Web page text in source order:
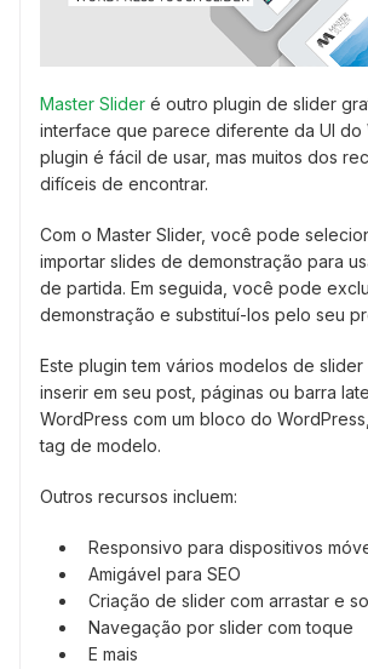
Master Slider é outro plugin de slider
interface que parece diferente da UI do
plugin é fácil de usar, mas muitos dos
difíceis de encontrar.
Com o Master Slider, você pode
importar slides de demonstração para
de partida. Em seguida, você pode
demonstração e substituí-los pelo seu
Este plugin tem vários modelos de
inserir em seu post, páginas ou barra
WordPress com um bloco do
tag de modelo.
Outros recursos incluem:
Responsivo para dispositivos
Amigável para SEO
Criação de slider com arrastar e
Navegação por slider com toque
E mais